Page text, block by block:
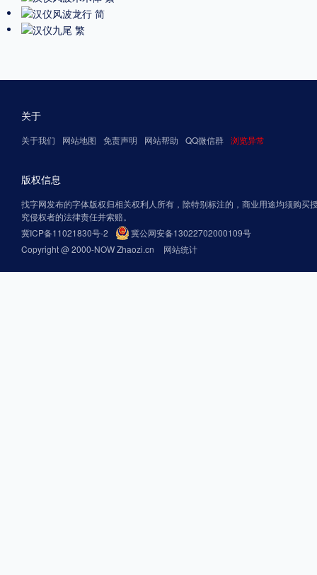
关于
关于我们 网站地图 免责声明 网站帮助 QQ微信群 浏览异常
版权信息
找字网发布的字体版权归相关权利人所有，除特别标注的，商业用途均须购买
究侵权者的法律责任并索赔。
冀ICP备11021830号-2
冀公网安备13022702000109号
Copyright @ 2000-NOW Zhaozi.cn
网站统计